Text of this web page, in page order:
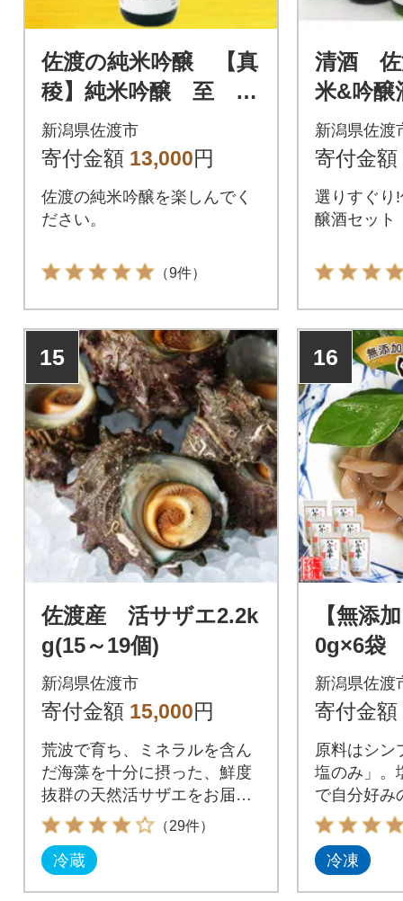
佐渡の純米吟醸 【真
稜】純米吟醸 至 18
00ml×1本
新潟県佐渡市
寄付金額 13,000円
佐渡の純米吟醸を楽しんでく
ださい。
（9件）
清酒
米&吟
0ml×5本
新潟県佐渡
寄付金額
選りすぐり
醸酒セット
15
佐渡産 活サザエ2.2k
g(15～19個)
新潟県佐渡市
寄付金額 15,000円
荒波で育ち、ミネラルを含ん
だ海藻を十分に摂った、鮮度
抜群の天然活サザエをお届け
します。
（29件）
冷蔵
16
【無添
0g×6袋
新潟県佐渡
寄付金額
原料はシン
塩のみ」。
で自分好み
できます。
冷凍